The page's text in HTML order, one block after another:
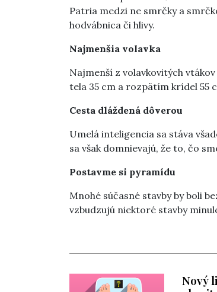
Patria medzi ne smrčky a
hodvábnica či hlivy.
Najmenšia volavka
Najmenší z volavkovitých
tela 35 cm a rozpätím krídel 55
Cesta dláždená dôverou
Umelá inteligencia sa stáva
sa však domnievajú, že to, čo
Postavme si pyramídu
Mnohé súčasné stavby by boli
vzbudzujú niektoré stavby
Nový